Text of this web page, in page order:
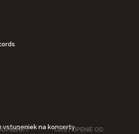
vstupeniek na koncertyODSTÚPENIE OD